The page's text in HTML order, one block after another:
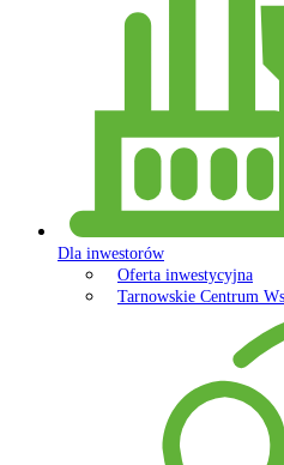
Dla inwestorów
Oferta inwestycyjna
Tarnowskie Centrum